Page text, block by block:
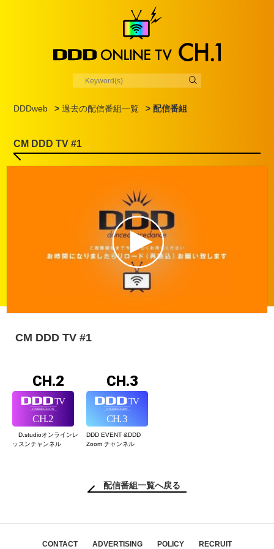
DDDweb >過去の配信番組一覧 > 配信番組
CM DDD TV #1
CM DDD TV #1
CH.2
D.studioオンラインレ
ッスンチャンネル
CH.3
DDD EVENT &DDD
Zoom チャンネル
配信番組一覧へ戻る
CONTACT ADVERTISING POLICY RECRUIT